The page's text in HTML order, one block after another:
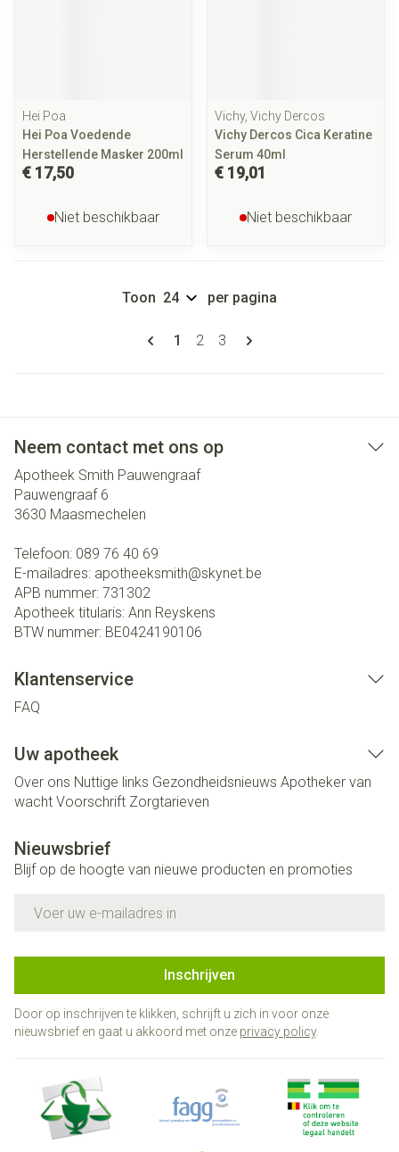
Hei Poa
Hei Poa Voedende
Herstellende Masker 200ml
€ 17,50
Niet beschikbaar
Vichy, Vichy Dercos
Vichy Dercos Cica Keratine
Serum 40ml
€ 19,01
Niet beschikbaar
Pagina's
U lees momenteel pagina
1 Pagina
2 Pagina
3
Toon per pagina
Neem contact met ons op
Apotheek Smith Pauwengraaf
Pauwengraaf 6
3630 Maasmechelen
Telefoon: 089 76 40 69
E-mailadres: apotheeksmith@skynet.be
APB nummer: 731302
Apotheek titularis: Ann Reyskens
BTW nummer: BE0424190106
Klantenservice
FAQ
Uw apotheek
Over ons Nuttige links Gezondheidsnieuws Apotheker van
wacht Voorschrift Zorgtarieven
Nieuwsbrief
Blijf op de hoogte van nieuwe producten en promoties
Inschrijven
Door op inschrijven te klikken, schrijft u zich in voor onze
nieuwsbrief en gaat u akkoord met onze privacy policy.